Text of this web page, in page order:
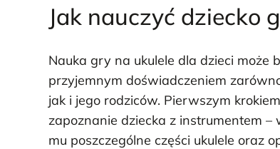
Jak nauczyć dziecko
Nauka gry na ukulele dla dzieci może
przyjemnym doświadczeniem
jak i jego rodziców. Pierwszym
zapoznanie dziecka z instrumentem –
mu poszczególne części ukulele oraz